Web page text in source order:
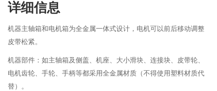
详细信息
机器主轴箱和电机箱为全金属一体式设计，电机可以前后移动调整
皮带松紧。
机器部件：如主轴箱及侧盖、机座、大小滑块、连接块、皮带轮、
电机齿轮、手轮、手柄等都采用全金属材质（不得使用塑料材质代
替）。